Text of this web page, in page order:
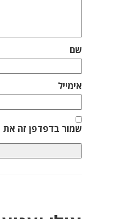
שם
אימייל
שמור בדפדפן זה את